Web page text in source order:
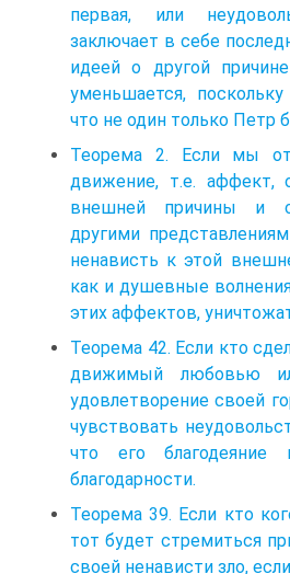
первая, или
заключает в себе
идеей о другой
уменьшается,
что не один только Петр
Теорема 2. Если мы
движение, т.е. аффект,
внешней причины и
другими
ненависть к этой
как и душевные
этих аффектов,
Теорема 42. Если кто
движимый любовью
удовлетворение своей
чувствовать
что его благодеяние
благодарности.
Теорема 39. Если кто
тот будет стремиться
своей ненависти зло,